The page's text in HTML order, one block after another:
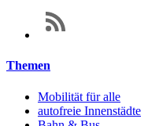
Themen
Mobilität für alle
autofreie Innenstädte